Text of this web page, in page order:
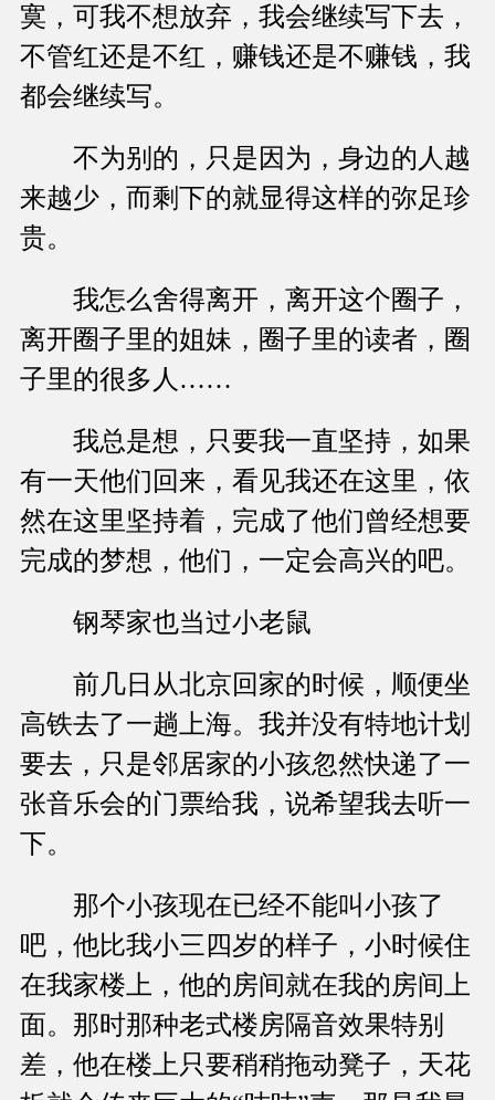
寞，可我不想放弃，我会继续写下去，
不管红还是不红，赚钱还是不赚钱，我
都会继续写。
不为别的，只是因为，身边的人越
来越少，而剩下的就显得这样的弥足珍
贵。
我怎么舍得离开，离开这个圈子，
离开圈子里的姐妹，圈子里的读者，圈
子里的很多人……
我总是想，只要我一直坚持，如果
有一天他们回来，看见我还在这里，依
然在这里坚持着，完成了他们曾经想要
完成的梦想，他们，一定会高兴的吧。
钢琴家也当过小老鼠
前几日从北京回家的时候，顺便坐
高铁去了一趟上海。我并没有特地计划
要去，只是邻居家的小孩忽然快递了一
张音乐会的门票给我，说希望我去听一
下。
那个小孩现在已经不能叫小孩了
吧，他比我小三四岁的样子，小时候住
在我家楼上，他的房间就在我的房间上
面。那时那种老式楼房隔音效果特别
差，他在楼上只要稍稍拖动凳子，天花